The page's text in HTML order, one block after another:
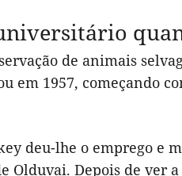
de animais
1957, começando
deu-lhe o emprego e
Olduvai. Depois de ver